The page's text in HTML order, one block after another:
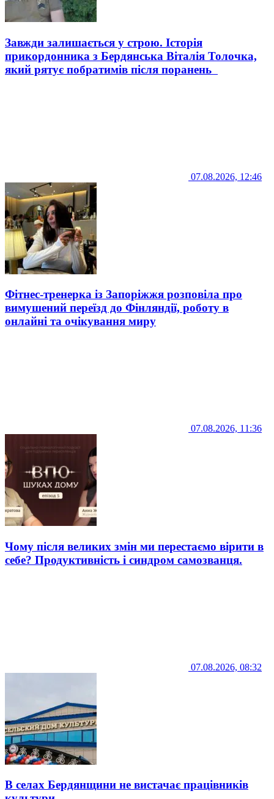
Завжди залишається у строю. Історія
прикордонника з Бердянська Віталія Толочка,
який рятує побратимів після поранень
07.08.2026, 12:46
Фітнес-тренерка із Запоріжжя розповіла про
вимушений переїзд до Фінляндії, роботу в
онлайні та очікування миру
07.08.2026, 11:36
Чому після великих змін ми перестаємо вірити в
себе? Продуктивність і синдром самозванця.
07.08.2026, 08:32
В селах Бердянщини не вистачає працівників